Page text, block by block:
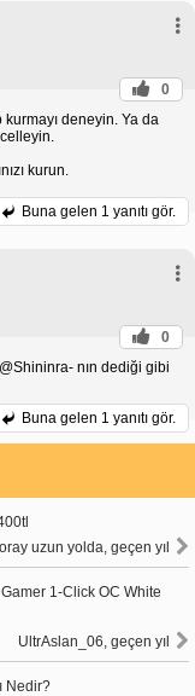
0
kurmayı deneyin. Ya da
kurun.
Buna gelen 1 yanıtı gör.
0
nın dediği gibi
Buna gelen 1 yanıtı gör.
uzun yolda, geçen yıl
1-Click OC White
UltrAslan_06, geçen yıl
Nedir?